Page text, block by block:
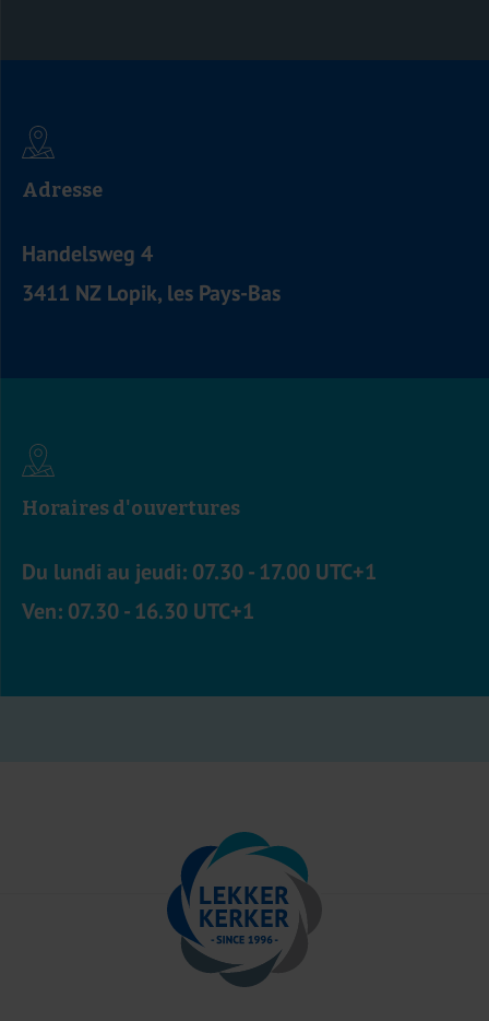
Adresse
Handelsweg 4
3411 NZ Lopik, les Pays-Bas
Horaires d'ouvertures
Du lundi au jeudi: 07.30 - 17.00 UTC+1
Ven: 07.30 - 16.30 UTC+1